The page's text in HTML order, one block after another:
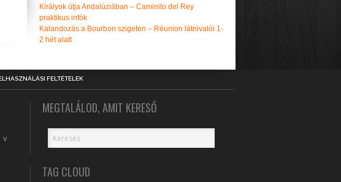
Királyok útja Andalúziában – Caminito del Rey
praktikus infók
Kalandozás a Bourbon szigeten – Réunion látnivalói 1-
2 hét alatt
FELTÉTELEK
v
MEGTALÁLOD, AMIT KERESŐ
TAG CLOUD